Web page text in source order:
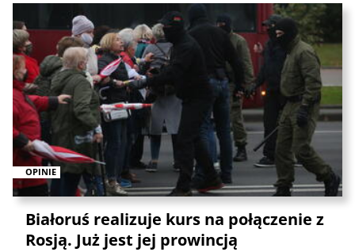
OPINIE
Białoruś realizuje kurs na połączenie z
Rosją. Już jest jej prowincją